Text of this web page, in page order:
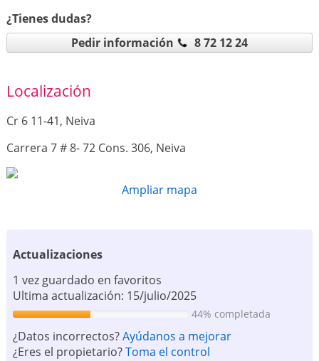
¿Tienes dudas?
Pedir información
8 72 12 24
Localización
Cr 6 11-41, Neiva
Carrera 7 # 8- 72 Cons. 306, Neiva
Ampliar mapa
Actualizaciones
1 vez guardado en favoritos
Ultima actualización: 15/julio/2025
44% completada
¿Datos incorrectos?Ayúdanos a mejorar
¿Eres el propietario?Toma el control